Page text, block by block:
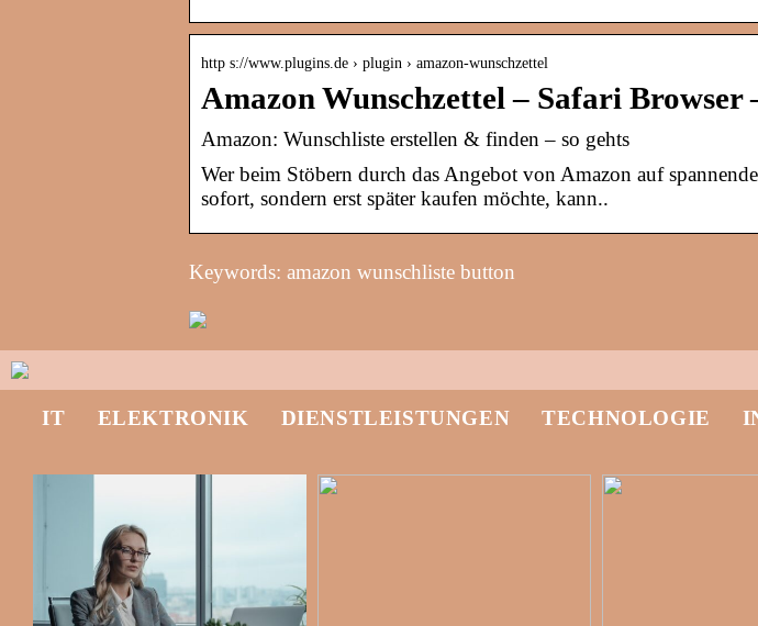
http s://www.plugins.de › plugin › amazon-wunschzettel
Amazon Wunschzettel – Safari Browser
Amazon: Wunschliste erstellen & finden – so gehts
Wer beim Stöbern durch das Angebot von Amazon auf
sofort, sondern erst später kaufen möchte, kann..
Keywords: amazon wunschliste button
IT ELEKTRONIK DIENSTLEISTUNGEN TECHNOLOGIE